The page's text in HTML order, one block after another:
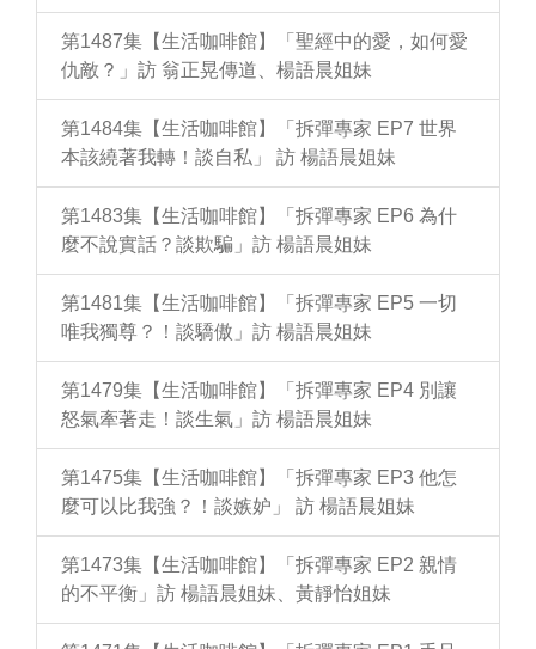
第1487集【生活咖啡館】「聖經中的愛，如何愛
仇敵？」訪 翁正晃傳道、楊語晨姐妹
第1484集【生活咖啡館】「拆彈專家 EP7 世界
本該繞著我轉！談自私」 訪 楊語晨姐妹
第1483集【生活咖啡館】「拆彈專家 EP6 為什
麼不說實話？談欺騙」訪 楊語晨姐妹
第1481集【生活咖啡館】「拆彈專家 EP5 一切
唯我獨尊？！談驕傲」訪 楊語晨姐妹
第1479集【生活咖啡館】「拆彈專家 EP4 別讓
怒氣牽著走！談生氣」訪 楊語晨姐妹
第1475集【生活咖啡館】「拆彈專家 EP3 他怎
麼可以比我強？！談嫉妒」 訪 楊語晨姐妹
第1473集【生活咖啡館】「拆彈專家 EP2 親情
的不平衡」訪 楊語晨姐妹、黃靜怡姐妹